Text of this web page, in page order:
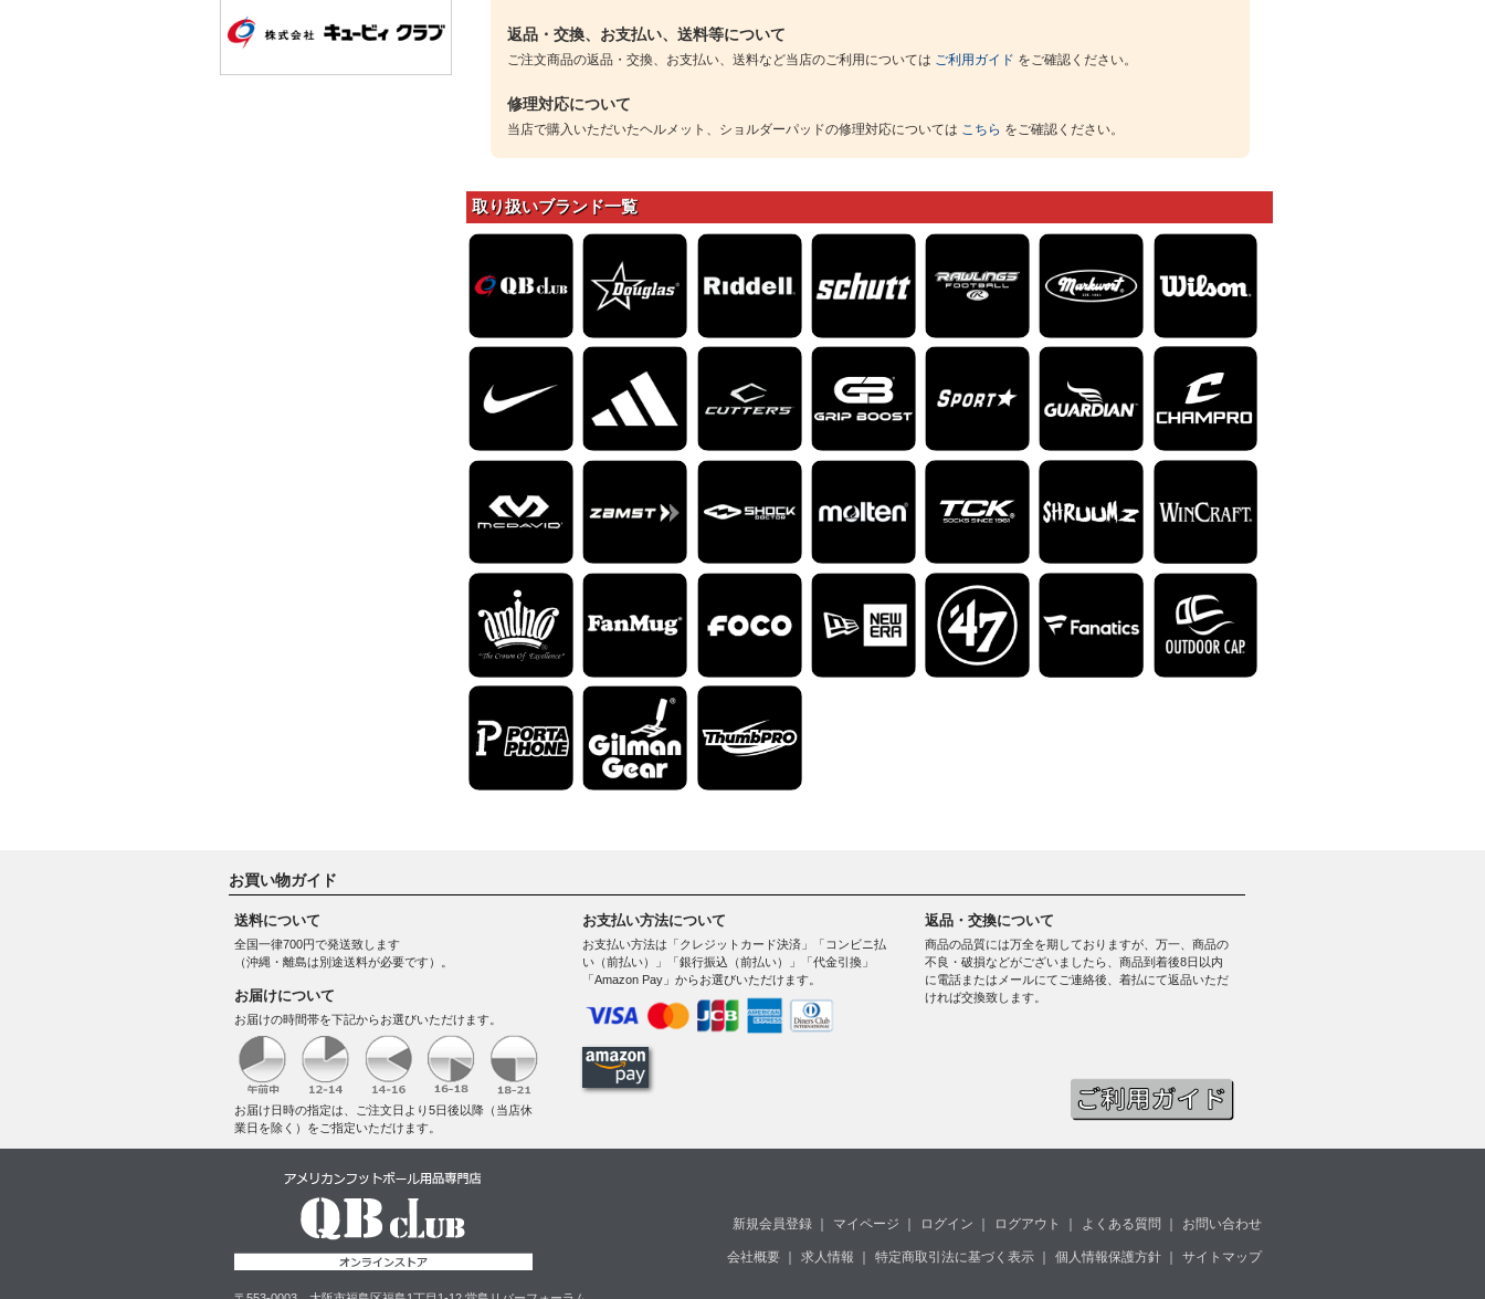
返品・交換、お支払い、送料等について
ご注文商品の返品・交換、お支払い、送料など当店のご利用については ご利用ガイド をご確認ください。
修理対応について
当店で購入いただいたヘルメット、ショルダーパッドの修理対応については こちら をご確認ください。
取り扱いブランド一覧
お買い物ガイド
送料について
全国一律700円で発送致します
（沖縄・離島は別途送料が必要です）。
お届けについて
お届けの時間帯を下記からお選びいただけます。
お届け日時の指定は、ご注文日より5日後以降（当店休
業日を除く）をご指定いただけます。
お支払い方法について
お支払い方法は「クレジットカード決済」「コンビニ払
い（前払い）」「銀行振込（前払い）」「代金引換」
「Amazon Pay」からお選びいただけます。
返品・交換について
商品の品質には万全を期しておりますが、万一、商品の
不良・破損などがございましたら、商品到着後8日以内
に電話またはメールにてご連絡後、着払にて返品いただ
ければ交換致します。
新規会員登録 マイページ ログイン ログアウト よくある質問 お問い合わせ
会社概要 求人情報 特定商取引法に基づく表示 個人情報保護方針 サイトマップ